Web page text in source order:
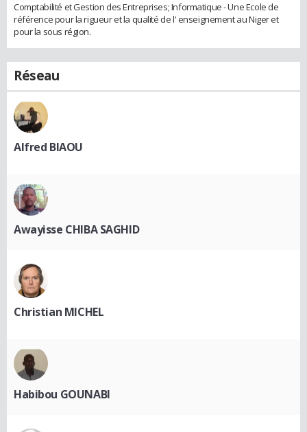
Comptabilité et Gestion des Entreprises; Informatique - Une Ecole de
référence pour la rigueur et la qualité de l' enseignement au Niger et
pour la sous région.
Réseau
Alfred BIAOU
Awayisse CHIBA SAGHID
Christian MICHEL
Habibou GOUNABI